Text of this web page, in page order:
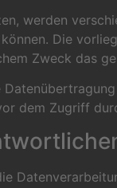
werden
Die
Zweck das
dem Zugriff